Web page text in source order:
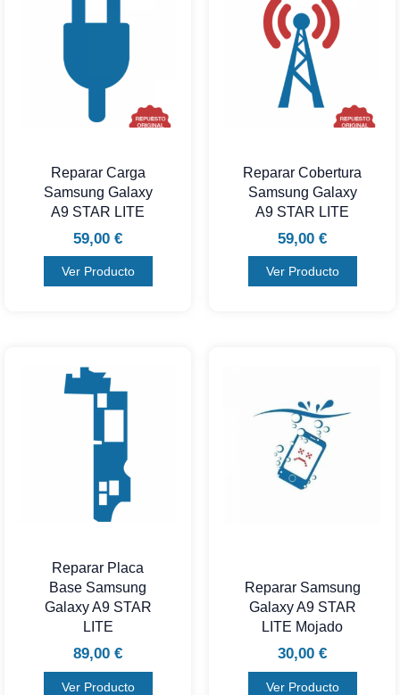
Reparar Carga
Samsung Galaxy
A9 STAR LITE
59,00 €
Ver Producto
Reparar Cobertura
Samsung Galaxy
A9 STAR LITE
59,00 €
Ver Producto
Reparar Placa
Base Samsung
Galaxy A9 STAR
LITE
89,00 €
Ver Producto
Reparar Samsung
Galaxy A9 STAR
LITE Mojado
30,00 €
Ver Producto